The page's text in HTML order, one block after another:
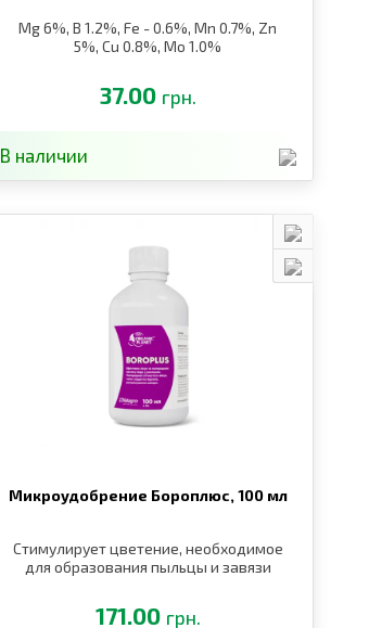
Mg 6%, B 1.2%, Fe - 0.6%, Mn 0.7%, Zn
5%, Cu 0.8%, Mo 1.0%
37.00 грн.
В наличии
Микроудобрение Бороплюс, 100 мл
Стимулирует цветение, необходимое
для образования пыльцы и завязи
171.00 грн.